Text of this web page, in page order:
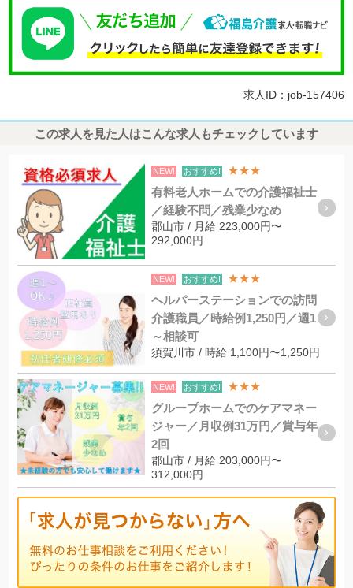
求人ID：job-157406
この求人を見た人はこんな求人もチェックしています
NEW! おすすめ! ★★★
有料老人ホームでの介護福祉士
／経験不問／残業少なめ
郡山市 / 月給 223,000円〜
292,000円
NEW! おすすめ! ★★★
ヘルパーステーションでの訪問
介護職員／時給例1,250円／週1
～相談可
須賀川市 / 時給 1,100円〜1,250円
NEW! おすすめ! ★★★
グループホームでのケアマネー
ジャー／月収例31万円／賞与年
2回
郡山市 / 月給 203,000円〜
312,000円